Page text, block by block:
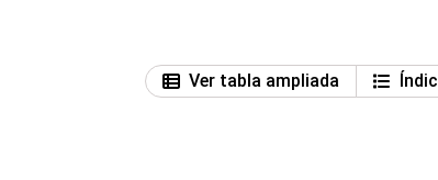
Ver tabla ampliada